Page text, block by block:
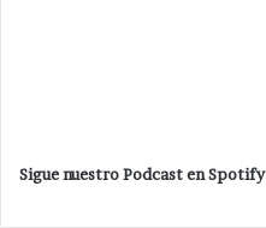
Sigue nuestro Podcast en Spotify